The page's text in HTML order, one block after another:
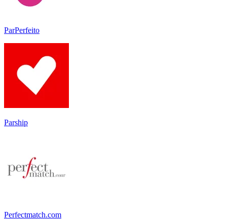
ParPerfeito
Parship
Perfectmatch.com